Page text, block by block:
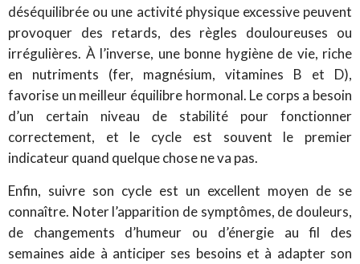
déséquilibrée ou une activité physique excessive peuvent
provoquer des retards, des règles douloureuses ou
irrégulières. À l’inverse, une bonne hygiène de vie, riche
en nutriments (fer, magnésium, vitamines B et D),
favorise un meilleur équilibre hormonal. Le corps a besoin
d’un certain niveau de stabilité pour fonctionner
correctement, et le cycle est souvent le premier
indicateur quand quelque chose ne va pas.
Enfin, suivre son cycle est un excellent moyen de se
connaître. Noter l’apparition de symptômes, de douleurs,
de changements d’humeur ou d’énergie au fil des
semaines aide à anticiper ses besoins et à adapter son